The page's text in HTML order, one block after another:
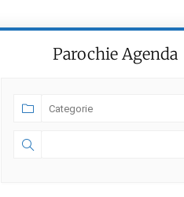
Parochie Agenda